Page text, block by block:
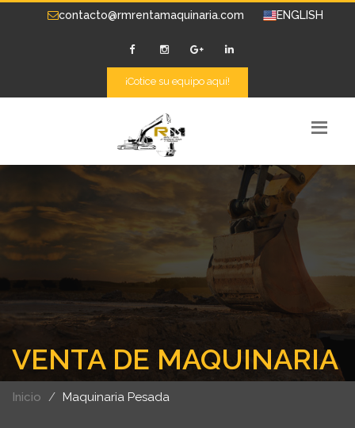
contacto@rmrentamaquinaria.com ENGLISH
¡Cotice su equipo aquí!
VENTA DE MAQUINARIA
Inicio Maquinaria Pesada